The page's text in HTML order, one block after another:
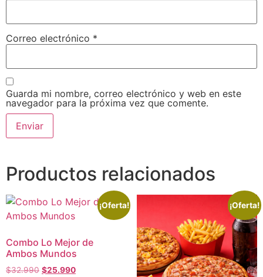
Correo electrónico *
Guarda mi nombre, correo electrónico y web en este
navegador para la próxima vez que comente.
Productos relacionados
¡Oferta!
Combo Lo Mejor de
Ambos Mundos
$32.990 $25.990
¡Oferta!